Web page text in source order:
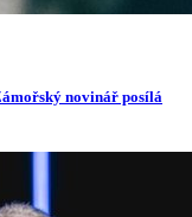
novinář posílá